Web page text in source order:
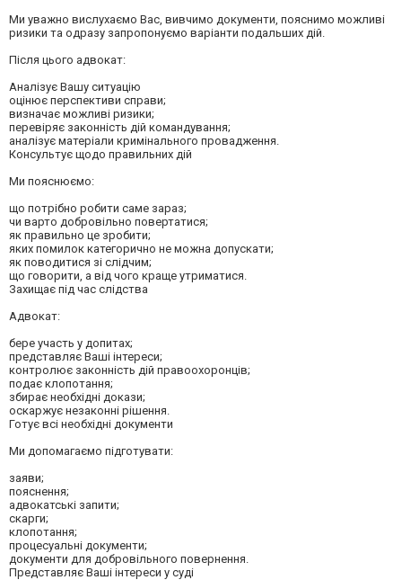
Ми уважно вислухаємо Вас, вивчимо документи, пояснимо можливі
ризики та одразу запропонуємо варіанти подальших дій.
Після цього адвокат:
Аналізує Вашу ситуацію
оцінює перспективи справи;
визначає можливі ризики;
перевіряє законність дій командування;
аналізує матеріали кримінального провадження.
Консультує щодо правильних дій
Ми пояснюємо:
що потрібно робити саме зараз;
чи варто добровільно повертатися;
як правильно це зробити;
яких помилок категорично не можна допускати;
як поводитися зі слідчим;
що говорити, а від чого краще утриматися.
Захищає під час слідства
Адвокат:
бере участь у допитах;
представляє Ваші інтереси;
контролює законність дій правоохоронців;
подає клопотання;
збирає необхідні докази;
оскаржує незаконні рішення.
Готує всі необхідні документи
Ми допомагаємо підготувати:
заяви;
пояснення;
адвокатські запити;
скарги;
клопотання;
процесуальні документи;
документи для добровільного повернення.
Представляє Ваші інтереси у суді